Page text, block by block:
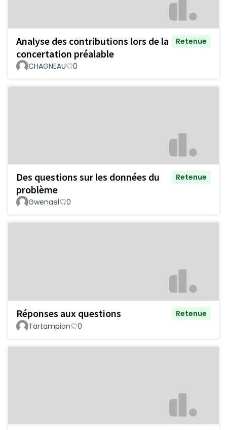
Analyse des contributions lors de la
concertation préalable
Retenue
CHAGNEAU 0
Des questions sur les données du
problème
Retenue
Gwenaël 0
Réponses aux questions
Retenue
Tartampion
0